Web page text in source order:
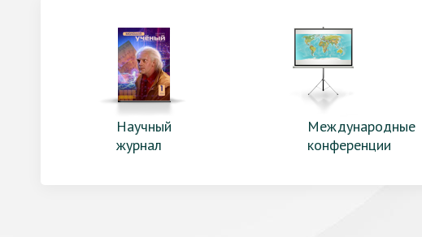
Научный
журнал
Международные
конференции